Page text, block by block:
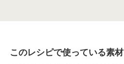
このレシピで使っている素材